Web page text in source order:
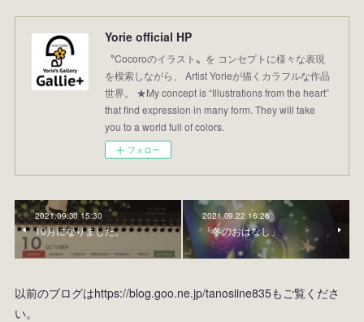
Yorie official HP
〝Cocoroのイラスト〟を コンセプトに様々な表現
を模索しながら、 Artist Yorieが描くカラフルな作品
世界。 ★My concept is “Illustrations from the heart”
that find expression in many form. They will take
you to a world full of colors.
フォロー
2021.09.30 15:30
10月になりました。
2021.09.22 16:26
「冬のおはなし」
以前のブログはhttps://blog.goo.ne.jp/tanosiine835もご覧くださ
い。